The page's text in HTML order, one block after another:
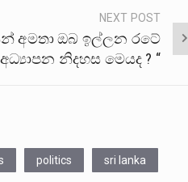
NEXT POST
අමතා ඔබ ඉල්ලන රටේ
අධ්‍යාපන නිදහස මෙයද ? “
politics sri lanka